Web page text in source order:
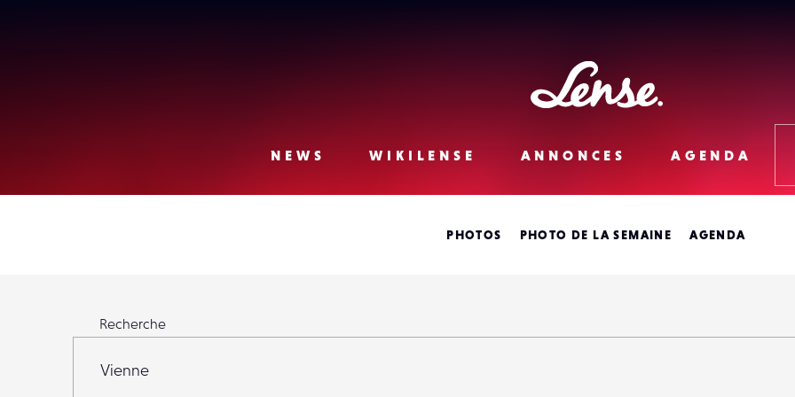
Lense
NEWS WIKILENSE ANNONCES AGENDA
PHOTOS PHOTO DE LA SEMAINE AGENDA
Recherche